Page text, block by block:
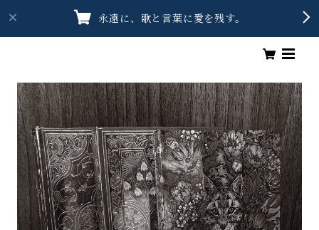
永遠に、歌と言葉に愛を残す。